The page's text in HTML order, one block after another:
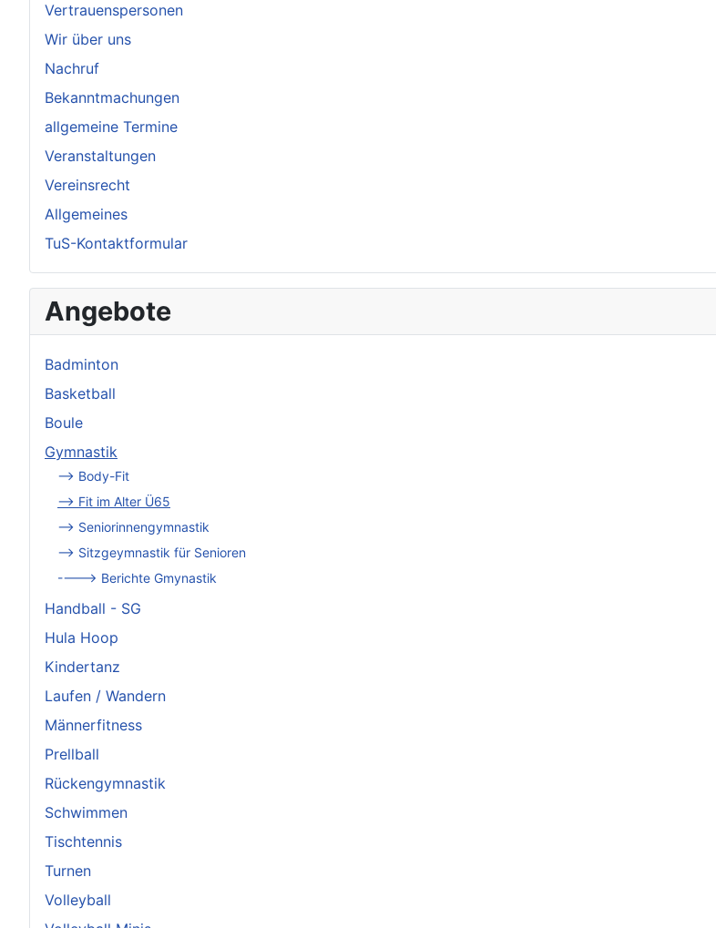
Vertrauenspersonen
Wir über uns
Nachruf
Bekanntmachungen
allgemeine Termine
Veranstaltungen
Vereinsrecht
Allgemeines
TuS-Kontaktformular
Angebote
Badminton
Basketball
Boule
Gymnastik
--> Body-Fit
--> Fit im Alter Ü65
--> Seniorinnengymnastik
--> Sitzgeymnastik für Senioren
----> Berichte Gmynastik
Handball - SG
Hula Hoop
Kindertanz
Laufen / Wandern
Männerfitness
Prellball
Rückengymnastik
Schwimmen
Tischtennis
Turnen
Volleyball